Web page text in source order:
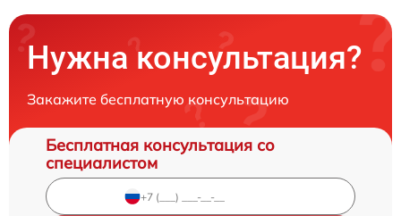
Нужна консультация?
Закажите бесплатную консультацию
Бесплатная консультация со
специалистом